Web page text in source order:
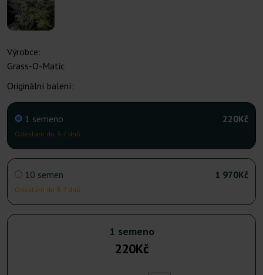
Výrobce:
Grass-O-Matic
Originální balení:
1 semeno
Odeslání do 3-7 dnů
220Kč
10 semen
Odeslání do 3-7 dnů
1 970Kč
1 semeno
220Kč